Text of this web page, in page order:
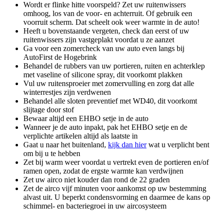
Wordt er flinke hitte voorspeld? Zet uw ruitenwissers
omhoog, los van de voor- en achterruit. Of gebruik een
voorruit scherm. Dat scheelt ook weer warmte in de auto!
Heeft u bovenstaande vergeten, check dan eerst of uw
ruitenwissers zijn vastgeplakt voordat u ze aanzet
Ga voor een zomercheck van uw auto even langs bij
AutoFirst de Hogebrink
Behandel de rubbers van uw portieren, ruiten en achterklep
met vaseline of silicone spray, dit voorkomt plakken
Vul uw ruitensproeier met zomervulling en zorg dat alle
winterrestjes zijn verdwenen
Behandel alle sloten preventief met WD40, dit voorkomt
slijtage door stof
Bewaar altijd een EHBO setje in de auto
Wanneer je de auto inpakt, pak het EHBO setje en de
verplichte artikelen altijd als laatste in
Gaat u naar het buitenland, kijk dan hierwat u verplicht bent
om bij u te hebben
Zet bij warm weer voordat u vertrekt even de portieren en/of
ramen open, zodat de ergste warmte kan verdwijnen
Zet uw airco niet kouder dan rond de 22 graden
Zet de airco vijf minuten voor aankomst op uw bestemming
alvast uit. U beperkt condensvorming en daarmee de kans op
schimmel- en bacteriegroei in uw aircosysteem